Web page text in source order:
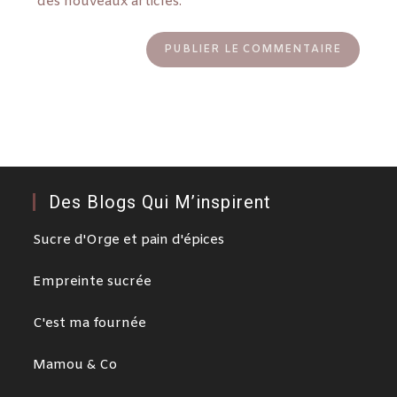
Des Blogs Qui M’inspirent
Sucre d'Orge et pain d'épices
Empreinte sucrée
C'est ma fournée
Mamou & Co